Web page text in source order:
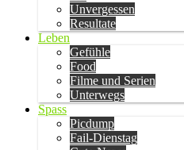
Unvergessen
Resultate
Leben
Gefühle
Food
Filme und Serien
Unterwegs
Spass
Picdump
Fail-Dienstag